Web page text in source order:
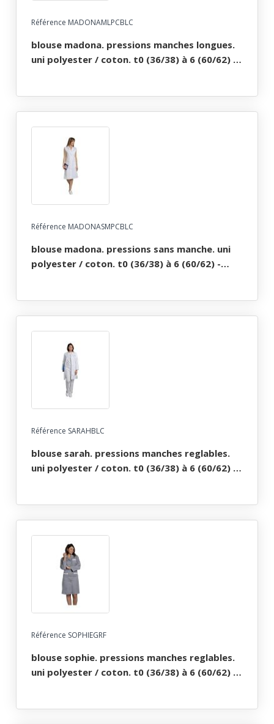
Référence MADONAMLPCBLC
blouse madona. pressions manches longues.
uni polyester / coton. t0 (36/38) à 6 (60/62) -
Référence MADONASMPCBLC
blouse madona. pressions sans manche. uni
polyester / coton. t0 (36/38) à 6 (60/62) -
Référence SARAHBLC
blouse sarah. pressions manches reglables.
uni polyester / coton. t0 (36/38) à 6 (60/62) -
Référence SOPHIEGRF
blouse sophie. pressions manches reglables.
uni polyester / coton. t0 (36/38) à 6 (60/62) -